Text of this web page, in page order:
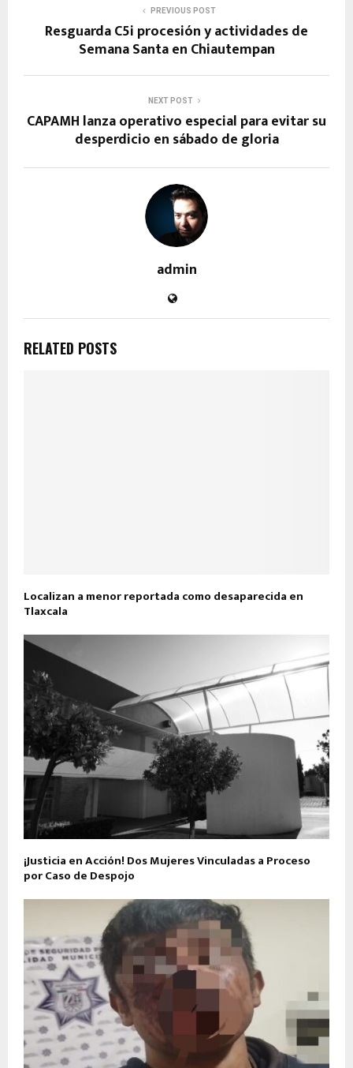
PREVIOUS POST
Resguarda C5i procesión y actividades de
Semana Santa en Chiautempan
NEXT POST
CAPAMH lanza operativo especial para evitar su
desperdicio en sábado de gloria
admin
RELATED POSTS
Localizan a menor reportada como desaparecida en
Tlaxcala
¡Justicia en Acción! Dos Mujeres Vinculadas a Proceso
por Caso de Despojo